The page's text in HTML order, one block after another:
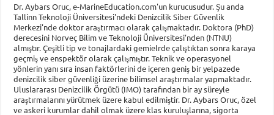
Dr. Aybars Oruc, e-MarineEducation.com'un kurucusudur. Şu anda
Tallinn Teknoloji Üniversitesi'ndeki Denizcilik Siber Güvenlik
Merkezi'nde doktor araştırmacı olarak çalışmaktadır. Doktora (PhD)
derecesini Norveç Bilim ve Teknoloji Üniversitesi'nden (NTNU)
almıştır. Çeşitli tip ve tonajlardaki gemielrde çalıştıktan sonra karaya
geçmiş ve enspektör olarak çalışmıştır. Teknik ve operasyonel
yönlerin yanı sıra insan faktörlerini de içeren geniş bir yelpazede
denizcilik siber güvenliği üzerine bilimsel araştırmalar yapmaktadır.
Uluslararası Denizcilik Örgütü (IMO) tarafından bir ay süreyle
araştırmalarını yürütmek üzere kabul edilmiştir. Dr. Aybars Oruc, özel
ve askeri kurumlar dahil olmak üzere klas kuruluşlarına, sigorta